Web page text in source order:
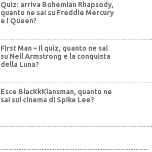
Quiz: arriva Bohemian Rhapsody,
quanto ne sai su Freddie Mercury
e i Queen?
First Man – Il quiz, quanto ne sai
su Neil Armstrong e la conquista
della Luna?
Esce BlacKkKlansman, quanto ne
sai sul cinema di Spike Lee?